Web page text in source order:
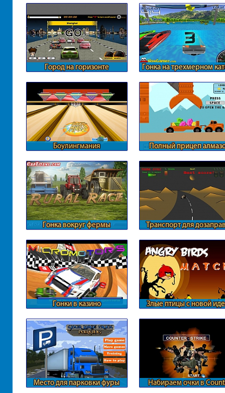
Город на горизонте Гонка на трехмерном
Боулингмания Полный прицеп
Гонка вокруг фермы Транспорт для
Гонки в казино Злые птицы с новой
Место для парковки фуры
Набираем очки в